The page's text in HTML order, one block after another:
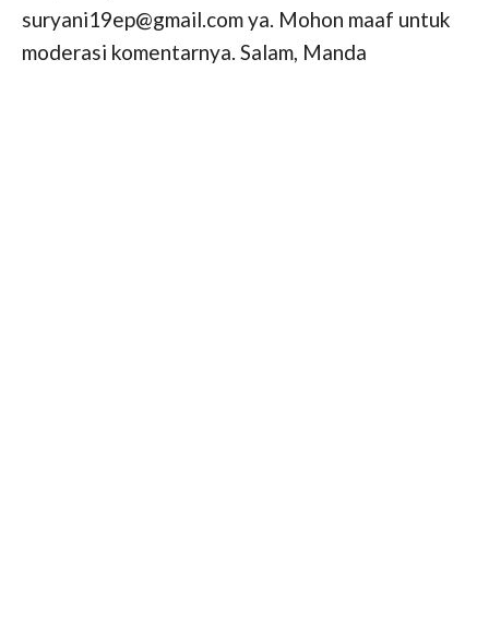
suryani19ep@gmail.com ya. Mohon maaf untuk
moderasi komentarnya. Salam, Manda